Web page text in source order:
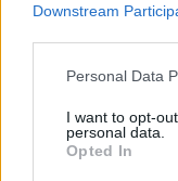
Downstream
Personal Data
I want to opt-
personal data.
Opted In
Mest lest siste syv